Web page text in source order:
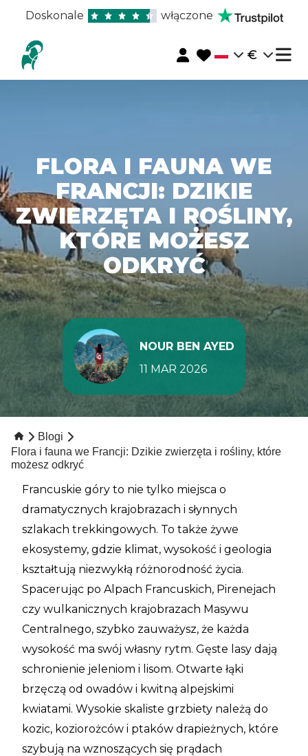
Doskonale włączone
€
FLORA I FAUNA WE
FRANCJI: DZIKIE
ZWIERZĘTA I ROŚLINY,
KTÓRE MOŻESZ
ODKRYĆ
NOUR BEN AYED
11 MAR 2026
Blogi
Flora i fauna we Francji: Dzikie zwierzęta i rośliny, które
możesz odkryć
Francuskie góry to nie tylko miejsca o
dramatycznych krajobrazach i słynnych
szlakach trekkingowych. To także żywe
ekosystemy, gdzie klimat, wysokość i geologia
kształtują niezwykłą różnorodność życia.
Spacerując po Alpach Francuskich, Pirenejach
czy wulkanicznych krajobrazach Masywu
Centralnego, szybko zauważysz, że każda
wysokość ma swój własny rytm. Gęste lasy dają
schronienie jeleniom i lisom. Otwarte łąki
brzęczą od owadów i kwitną alpejskimi
kwiatami. Wysokie skaliste grzbiety należą do
kozic, koziorożców i ptaków drapieżnych, które
szybują na wznoszących się prądach